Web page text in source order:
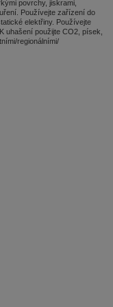
povrchy, jiskrami,
Používejte zařízení do
elektřiny. Používejte
uhašení použijte CO2, písek,
regionálními/